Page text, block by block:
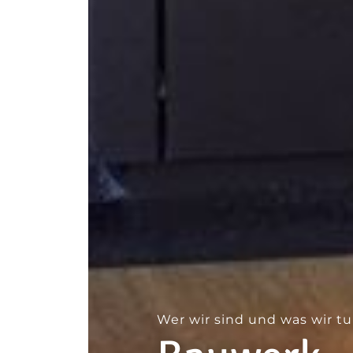
Wer wir sind und was wir